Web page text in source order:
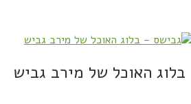
בלוג האוכל של מירב גביש